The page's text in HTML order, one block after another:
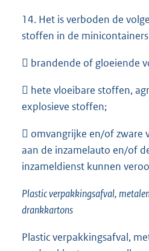
14. Het is verboden de
stoffen in de
 brandende of gloeiende
 hete vloeibare stoffen,
explosieve stoffen;
 omvangrijke en/of zware
aan de inzamelauto en/of
inzameldienst kunnen
Plastic verpakkingsafval,
drankkartons
Plastic verpakkingsafval,